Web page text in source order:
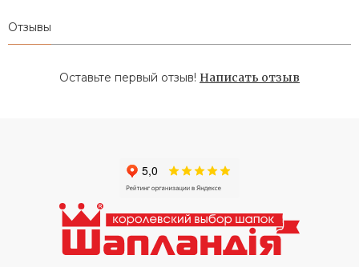
Отзывы
Оставьте первый отзыв! Написать отзыв